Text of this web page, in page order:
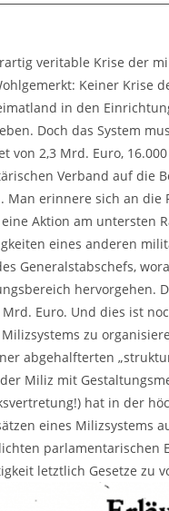
veritable Krise der
Keiner Krise
in den
Doch das System
von 2,3 Mrd. Euro,
Verband auf die
erinnere sich an
Aktion am untersten
eines anderen
Generalstabschefs,
hervorgehen.
Euro. Und dies ist
zu
abgehalfterten
Miliz mit
hat in der
eines Milizsystems
letztlich Gesetze zu